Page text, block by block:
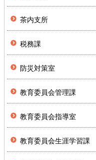
茶内支所
税務課
防災対策室
教育委員会管理課
教育委員会指導室
教育委員会生涯学習課